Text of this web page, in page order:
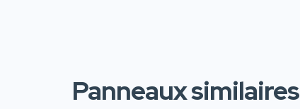
Panneaux similaires